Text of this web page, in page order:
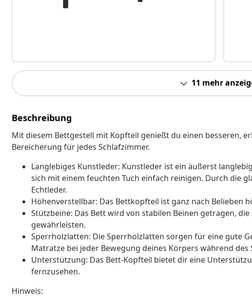
11 mehr
Beschreibung
Mit diesem Bettgestell mit Kopfteil genießt du einen besseren,
Bereicherung für jedes Schlafzimmer.
Langlebiges Kunstleder: Kunstleder ist ein äußerst
sich mit einem feuchten Tuch einfach reinigen. Durch die
Echtleder.
Höhenverstellbar: Das Bettkopfteil ist ganz nach Belieben
Stützbeine: Das Bett wird von stabilen Beinen getragen,
gewährleisten.
Sperrholzlatten: Die Sperrholzlatten sorgen für eine gute
Matratze bei jeder Bewegung deines Körpers während des
Unterstützung: Das Bett-Kopfteil bietet dir eine
fernzusehen.
Hinweis: